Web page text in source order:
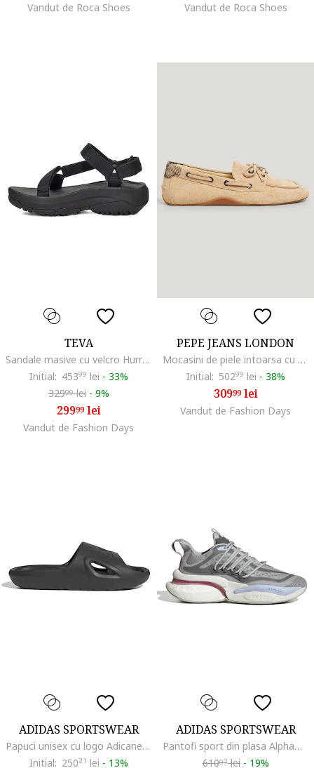
Vandut de Roca Shoes Vandut de Roca Shoes
TEVA
Sandale masive cu velcro Hurricane, Negru stins
Initial: 45399 lei - 33%
32999lei - 9%
29999lei
Vandut de Fashion Days
PEPE JEANS LONDON
Mocasini de piele intoarsa cu varf rotund, Maro nisip
Initial: 50299 lei - 38%
30999lei
Vandut de Fashion Days
ADIDAS SPORTSWEAR
Papuci unisex cu logo Adicane, Negru
Initial: 25021 lei - 13%
ADIDAS SPORTSWEAR
Pantofi sport din plasa AlphaBoost V1, Gri
61007lei - 19%